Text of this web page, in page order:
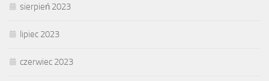
sierpień 2023
lipiec 2023
czerwiec 2023